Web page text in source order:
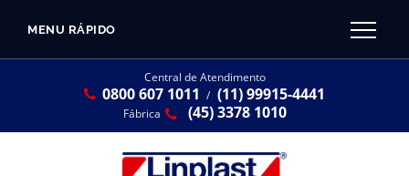
MENU RÁPIDO
Central de Atendimento
0800 607 1011 / (11) 99915-4441
Fábrica (45) 3378 1010
Linha Resina Plástica
CATÁLOGO LINPLAST 2025
SOBRE A EMPRESA